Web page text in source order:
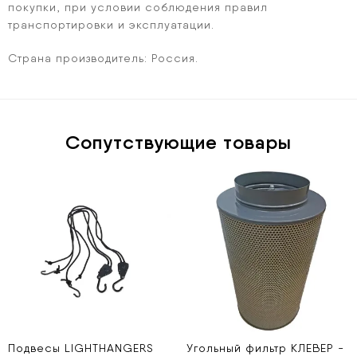
покупки, при условии соблюдения правил
транспортировки и эксплуатации.
Страна производитель: Россия.
Сопутствующие товары
Подвесы LIGHTHANGERS
Угольный фильтр КЛЕВЕР -